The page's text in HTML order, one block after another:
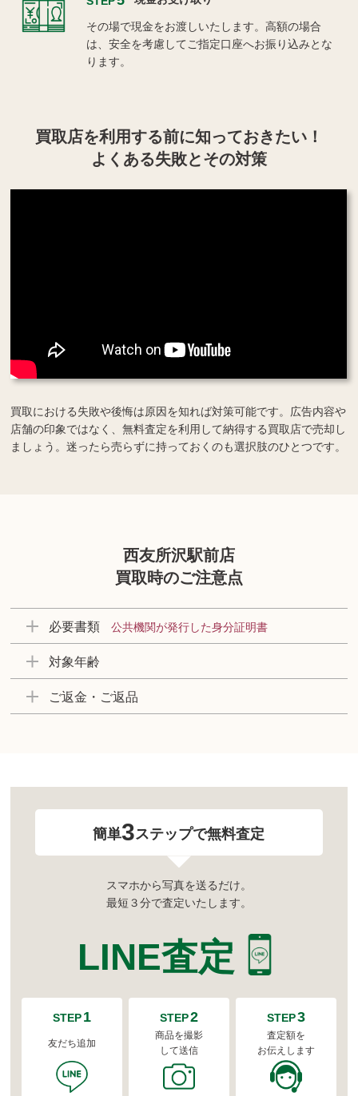
その場で現金をお渡しいたします。高額の場合
は、安全を考慮してご指定口座へお振り込みとな
ります。
買取店を利用する前に知っておきたい！
よくある失敗とその対策
買取における失敗や後悔は原因を知れば対策可能です。広告内容や
店舗の印象ではなく、無料査定を利用して納得する買取店で売却し
ましょう。迷ったら売らずに持っておくのも選択肢のひとつです。
西友所沢駅前店
買取時のご注意点
必要書類 公共機関が発行した身分証明書
対象年齢
ご返金・ご返品
簡単3ステップで無料査定
スマホから写真を送るだけ。
最短３分で査定いたします。
LINE査定
STEP1
友だち追加
STEP2
商品を撮影
して送信
STEP3
査定額を
お伝えします